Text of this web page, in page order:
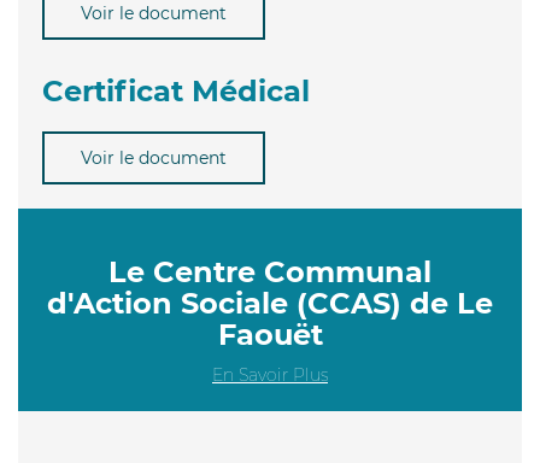
Voir le document
Certificat Médical
Voir le document
Le Centre Communal
d'Action Sociale (CCAS) de Le
Faouët
En Savoir Plus